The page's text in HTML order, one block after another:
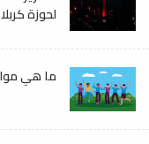
لحوزة
ما هي